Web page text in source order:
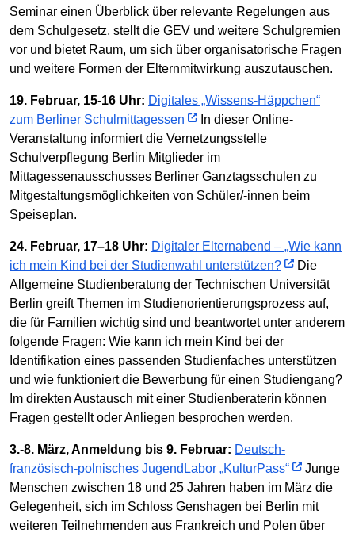
Seminar einen Überblick über relevante Regelungen aus
dem Schulgesetz, stellt die GEV und weitere Schulgremien
vor und bietet Raum, um sich über organisatorische Fragen
und weitere Formen der Elternmitwirkung auszutauschen.
19. Februar, 15-16 Uhr: Digitales „Wissens-Häppchen“
zum Berliner Schulmittagessen
In dieser Online-
Veranstaltung informiert die Vernetzungsstelle
Schulverpflegung Berlin Mitglieder im
Mittagessenausschusses Berliner Ganztagsschulen zu
Mitgestaltungsmöglichkeiten von Schüler/-innen beim
Speiseplan.
24. Februar, 17–18 Uhr: Digitaler Elternabend – „Wie kann
ich mein Kind bei der Studienwahl unterstützen?
Die
Allgemeine Studienberatung der Technischen Universität
Berlin greift Themen im Studienorientierungsprozess auf,
die für Familien wichtig sind und beantwortet unter anderem
folgende Fragen: Wie kann ich mein Kind bei der
Identifikation eines passenden Studienfaches unterstützen
und wie funktioniert die Bewerbung für einen Studiengang?
Im direkten Austausch mit einer Studienberaterin können
Fragen gestellt oder Anliegen besprochen werden.
3.-8. März, Anmeldung bis 9. Februar: Deutsch-
französisch-polnisches JugendLabor „KulturPass“
Junge
Menschen zwischen 18 und 25 Jahren haben im März die
Gelegenheit, sich im Schloss Genshagen bei Berlin mit
weiteren Teilnehmenden aus Frankreich und Polen über